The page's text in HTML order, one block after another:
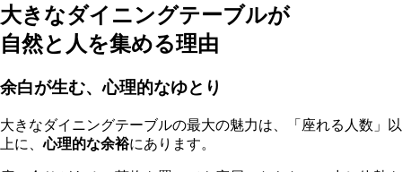
大きなダイニングテーブルが
自然と人を集める理由
余白が生む、心理的なゆとり
大きなダイニングテーブルの最大の魅力は、「座れる人数」以
上に、心理的な余裕にあります。